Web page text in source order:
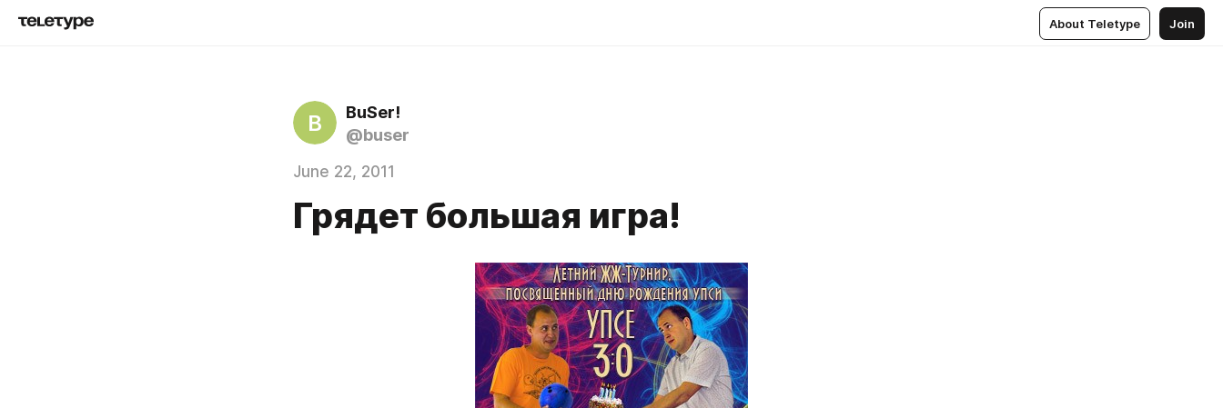
About Teletype Join
B
BuSer!
@buser
June 22, 2011
Грядет большая игра!